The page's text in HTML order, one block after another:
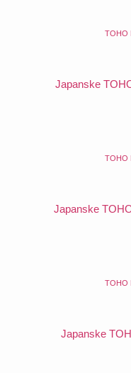
TOHO
Japanske
TOHO
Japanske
TOHO
Japanske